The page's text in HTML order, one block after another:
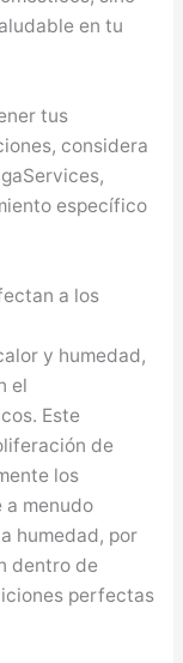
en tu
tus
considera
específico
a los
y humedad,
el
Este
de
los
a menudo
humedad, por
dentro de
perfectas